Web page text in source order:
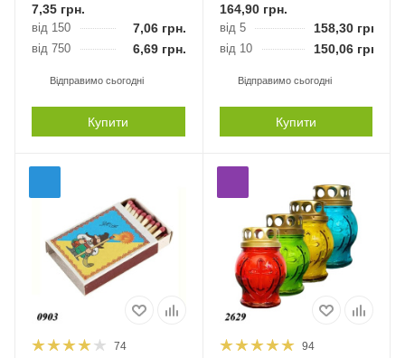
7,35 грн.
від 150 7,06грн.
від 750 6,69грн.
Відправимо сьогодні
Купити
164,90грн.
від 5 158,30грн.
від 10 150,06грн.
Відправимо сьогодні
Купити
74 94